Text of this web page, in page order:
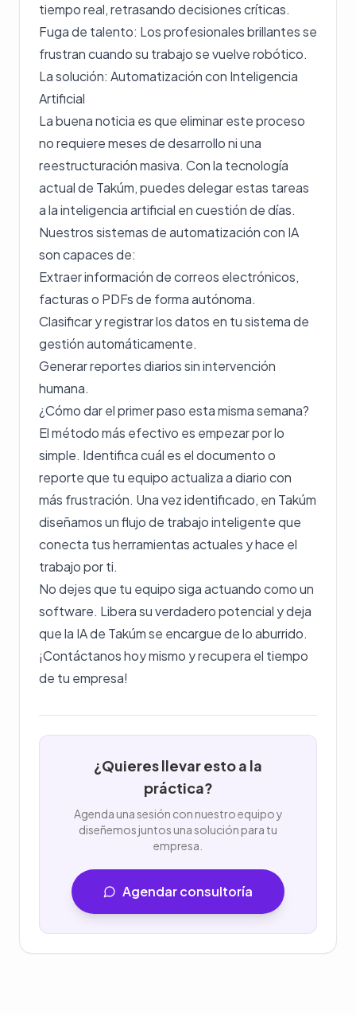
tiempo real, retrasando decisiones críticas.
Fuga de talento: Los profesionales brillantes se
frustran cuando su trabajo se vuelve robótico.
La solución: Automatización con Inteligencia
Artificial
La buena noticia es que eliminar este proceso
no requiere meses de desarrollo ni una
reestructuración masiva. Con la tecnología
actual de Takúm, puedes delegar estas tareas
a la inteligencia artificial en cuestión de días.
Nuestros sistemas de automatización con IA
son capaces de:
Extraer información de correos electrónicos,
facturas o PDFs de forma autónoma.
Clasificar y registrar los datos en tu sistema de
gestión automáticamente.
Generar reportes diarios sin intervención
humana.
¿Cómo dar el primer paso esta misma semana?
El método más efectivo es empezar por lo
simple. Identifica cuál es el documento o
reporte que tu equipo actualiza a diario con
más frustración. Una vez identificado, en Takúm
diseñamos un flujo de trabajo inteligente que
conecta tus herramientas actuales y hace el
trabajo por ti.
No dejes que tu equipo siga actuando como un
software. Libera su verdadero potencial y deja
que la IA de Takúm se encargue de lo aburrido.
¡Contáctanos hoy mismo y recupera el tiempo
de tu empresa!
¿Quieres llevar esto a la
práctica?
Agenda una sesión con nuestro equipo y
diseñemos juntos una solución para tu
empresa.
Agendar consultoría